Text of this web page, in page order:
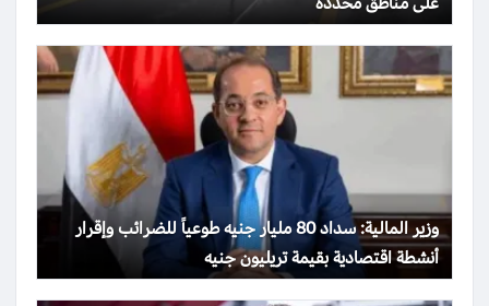
وزير المالية: سداد 80 مليار جنيه طوعياً للضرائب وإقرار
أنشطة اقتصادية بقيمة تريليون جنيه